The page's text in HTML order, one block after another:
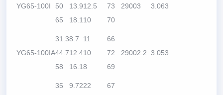
YG65-100I
50
65
13.9
18.1
12.5
10
73
70
29003 3.063
YG65-100IA
31.3
44.7
58
8.7
12.4
16.1
11
10
8
66
72
69
29002.2 3.053
35
9.7222
67